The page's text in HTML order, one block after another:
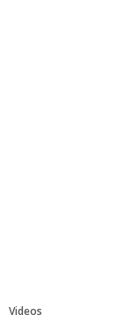
Videos